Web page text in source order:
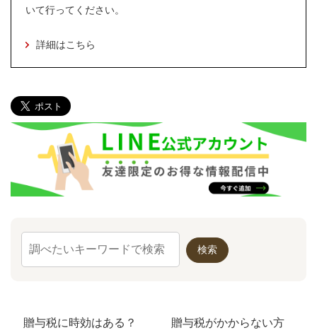
いて行ってください。
詳細はこちら
贈与税に時効はある？
贈与税がかからない方